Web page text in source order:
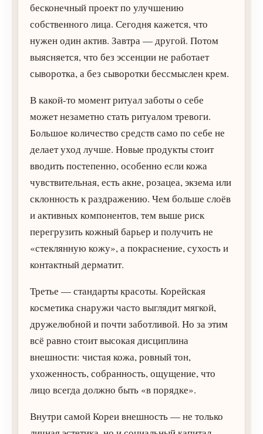
бесконечный проект по улучшению
собственного лица. Сегодня кажется, что
нужен один актив. Завтра — другой. Потом
выясняется, что без эссенции не работает
сыворотка, а без сыворотки бессмыслен крем.
В какой-то момент ритуал заботы о себе
может незаметно стать ритуалом тревоги.
Большое количество средств само по себе не
делает уход лучше. Новые продукты стоит
вводить постепенно, особенно если кожа
чувствительная, есть акне, розацеа, экзема или
склонность к раздражению. Чем больше слоёв
и активных компонентов, тем выше риск
перегрузить кожный барьер и получить не
«стеклянную кожу», а покраснение, сухость и
контактный дерматит.
Третье — стандарты красоты. Корейская
косметика снаружи часто выглядит мягкой,
дружелюбной и почти заботливой. Но за этим
всё равно стоит высокая дисциплина
внешности: чистая кожа, ровный тон,
ухоженность, собранность, ощущение, что
лицо всегда должно быть «в порядке».
Внутри самой Кореи внешность — не только